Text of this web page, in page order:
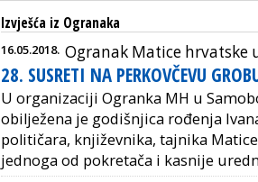
Izvješća iz Ogranaka
16.05.2018. Ogranak Matice hrvatske
28. SUSRETI NA PERKOVČEVU
U organizaciji Ogranka MH u
obilježena je godišnjica rođenja
političara, književnika, tajnika
jednoga od pokretača i kasnije